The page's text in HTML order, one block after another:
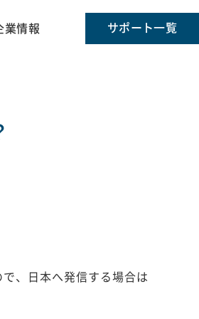
業情報 サポート一覧
、日本へ発信する場合は